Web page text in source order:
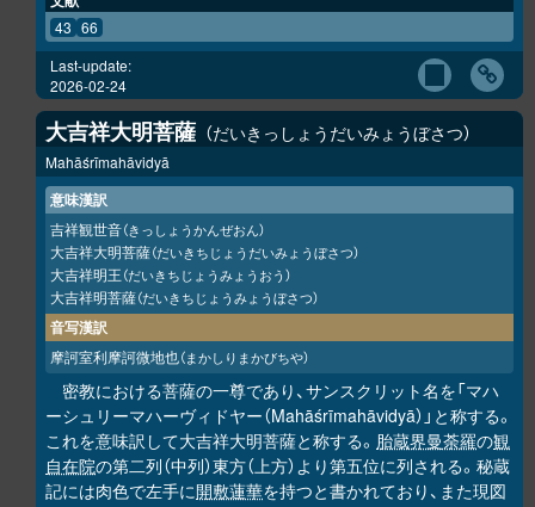
43 66
Last-update:
2026-02-24
大吉祥大明菩薩 だいきっしょうだいみょうぼさつ
Mahāśrīmahāvidyā
意味漢訳
吉祥観世音（きっしょうかんぜおん）
大吉祥大明菩薩（だいきちじょうだいみょうぼさつ）
大吉祥明王（だいきちじょうみょうおう）
大吉祥明菩薩（だいきちじょうみょうぼさつ）
音写漢訳
摩訶室利摩訶微地也（まかしりまかびちや）
密教における菩薩の一尊であり、サンスクリット名を「マハ
ーシュリーマハーヴィドヤー（Mahāśrīmahāvidyā）」と称する。
これを意味訳して大吉祥大明菩薩と称する。 胎蔵界曼荼羅の観
自在院の第二列（中列）東方（上方）より第五位に列される。秘蔵
記には肉色で左手に開敷蓮華を持つと書かれており、また現図